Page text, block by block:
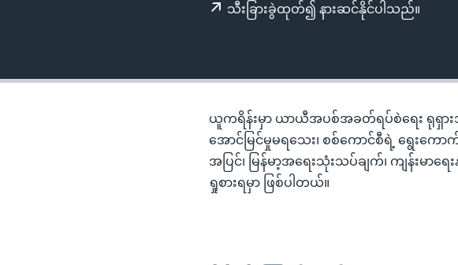
ကျော်
သီးခြားခွဲထုတ်၍ နားဆင်နိုင်ပါသည်။
ယူကရိန်းမှာ ယာယီအပစ်အခတ်ရပ်စဲရေး ရုရှား
အောင်မြင်မှုမရသေး၊ စစ်ကောင်စီရဲ့ ရွေး
အပြင်၊ မြန်မာ့အရေးသုံးသပ်ချက်၊ ကျန်းမ
ရှုစားရမှာ ဖြစ်ပါတယ်။